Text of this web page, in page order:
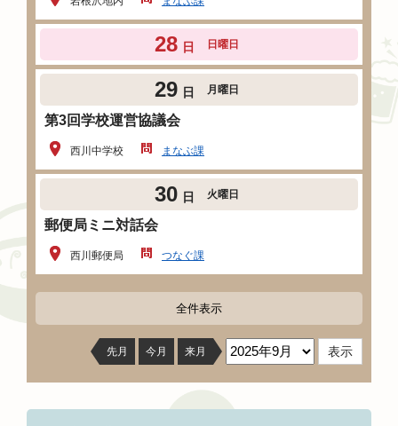
28 日 日曜日
29 日 月曜日
第3回学校運営協議会
西川中学校 まなぶ課
30 日 火曜日
郵便局ミニ対話会
西川郵便局 つなぐ課
全件表示
先月 今月 来月